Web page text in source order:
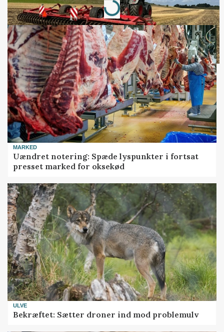
MARKED
Uændret notering: Spæde lyspunkter i fortsat
presset marked for oksekød
ULVE
Bekræftet: Sætter droner ind mod problemulv